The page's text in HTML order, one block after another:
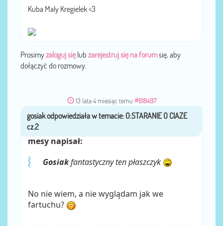
Kuba Maly Kregielek <3
Prosimyzaloguj sięlub zarejestruj się na forumsię, aby
dołączyć do rozmowy.
13 lata 4 miesiąc temu #618497
przezgosiak
mesy napisał:
Gosiakfantastyczny ten płaszczyk
No nie wiem, a nie wyglądam jak we
fartuchu?